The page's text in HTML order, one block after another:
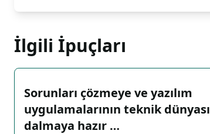
İlgili İpuçları
Sorunları çözmeye ve yazılım
uygulamalarının teknik
dalmaya hazır …